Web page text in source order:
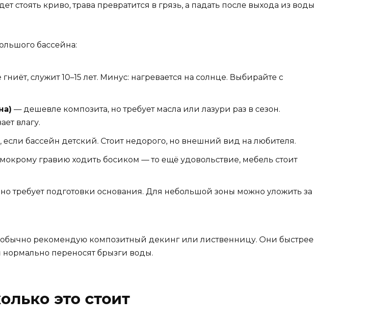
стоять криво, трава превратится в грязь, а падать после выхода из воды
бассейна:
служит 10–15 лет. Минус: нагревается на солнце. Выбирайте с
— дешевле композита, но требует масла или лазури раз в сезон.
влагу.
если бассейн детский. Стоит недорого, но внешний вид на любителя.
гравию ходить босиком — то ещё удовольствие, мебель стоит
требует подготовки основания. Для небольшой зоны можно уложить за
рекомендую композитный декинг или лиственницу. Они быстрее
нормально переносят брызги воды.
это стоит